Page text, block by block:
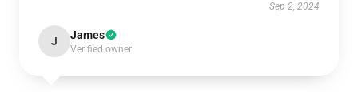
Sep 2, 2024
J James
Verified owner